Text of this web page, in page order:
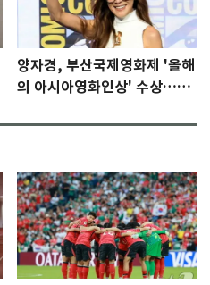
양자경, 부산국제영화제 '올해
의 아시아영화인상' 수상…15